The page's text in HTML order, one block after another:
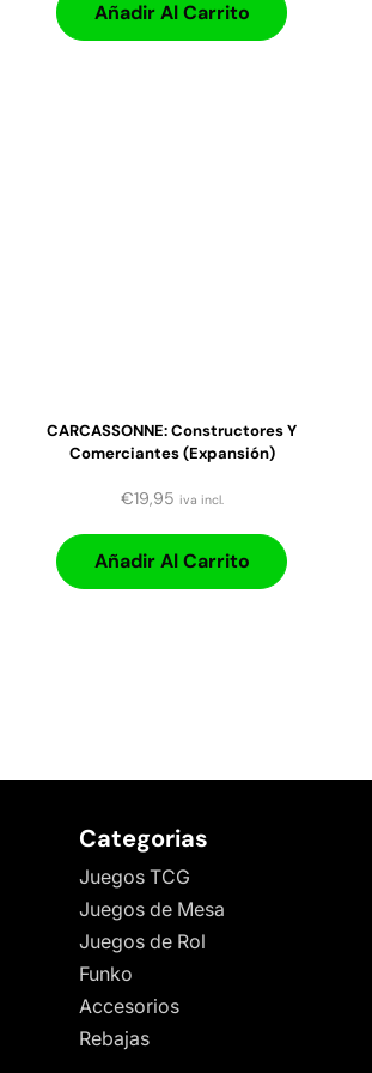
Añadir Al Carrito
CARCASSONNE: Constructores Y
Comerciantes (expansión)
€19,95 iva incl.
Añadir Al Carrito
Categorias
Juegos TCG
Juegos de Mesa
Juegos de Rol
Funko
Accesorios
Rebajas